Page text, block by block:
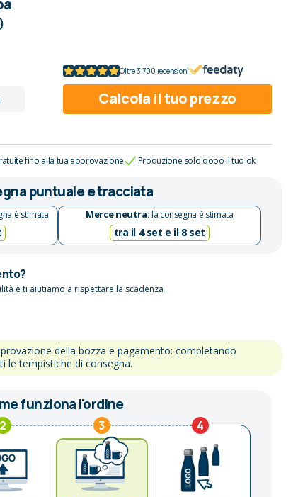
Oltre 3.700 recensioni
Calcola il tuo prezzo
fino alla tua approvazione Produzione solo dopo il tuo ok
puntuale e tracciata
è stimata Merce neutra:la consegna è stimata
tra il 4 set e il 8 set
e ti aiutiamo a rispettare la scadenza
della bozza e pagamento: completando
le tempistiche di consegna.
funziona l'ordine
2 3 4